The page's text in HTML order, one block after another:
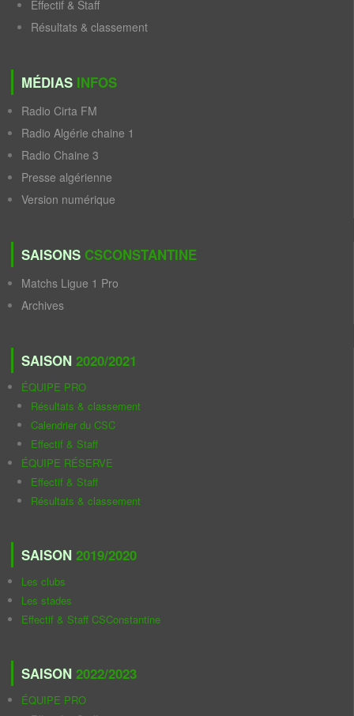
Effectif & Staff
Résultats & classement
MÉDIAS INFOS
Radio Cirta FM
Radio Algérie chaine 1
Radio Chaine 3
Presse algérienne
Version numérique
SAISONS CSCONSTANTINE
Matchs Ligue 1 Pro
Archives
SAISON 2020/2021
ÉQUIPE PRO
Résultats & classement
Calendrier du CSC
Effectif & Staff
ÉQUIPE RÉSERVE
Effectif & Staff
Résultats & classement
SAISON 2019/2020
Les clubs
Les stades
Effectif & Staff CSConstantine
SAISON 2022/2023
ÉQUIPE PRO